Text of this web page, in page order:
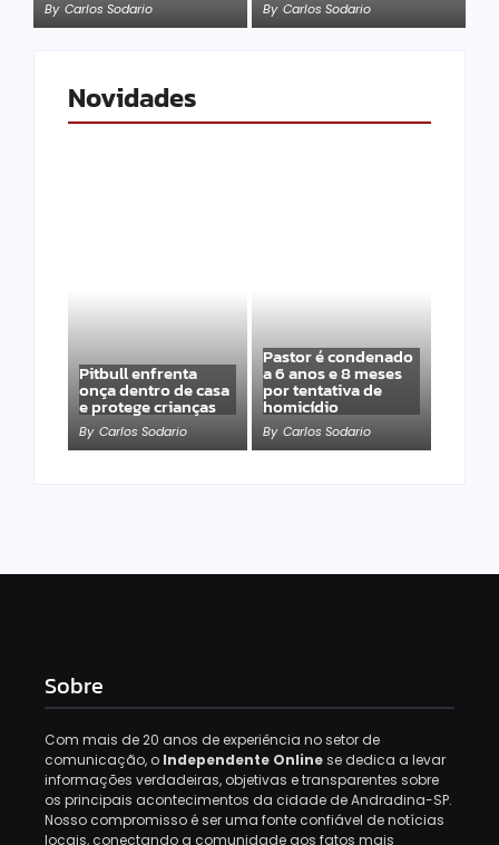
By Carlos Sodario By Carlos Sodario
Novidades
Pitbull enfrenta
onça dentro de casa
e protege crianças
By Carlos Sodario
Pastor é condenado
a 6 anos e 8 meses
por tentativa de
homicídio
By Carlos Sodario
Sobre
Com mais de 20 anos de experiência no setor de
comunicação, o Independente Onlinese dedica a levar
informações verdadeiras, objetivas e transparentes sobre
os principais acontecimentos da cidade de Andradina-SP.
Nosso compromisso é ser uma fonte confiável de notícias
locais, conectando a comunidade aos fatos mais